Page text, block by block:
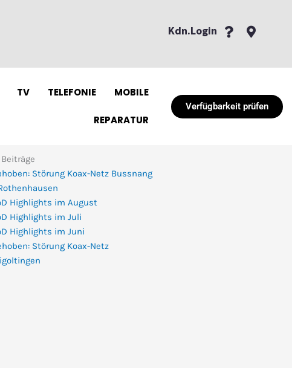
Kdn.Login
TV TELEFONIE MOBILE
REPARATUR
Verfügbarkeit prüfen
Störung Koax-Netz Bussnang
Highlights im August
Highlights im Juli
Highlights im Juni
Störung Koax-Netz